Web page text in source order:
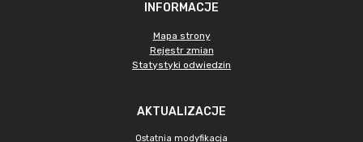
INFORMACJE
Mapa strony
Rejestr zmian
Statystyki odwiedzin
AKTUALIZACJE
Ostatnia modyfikacja